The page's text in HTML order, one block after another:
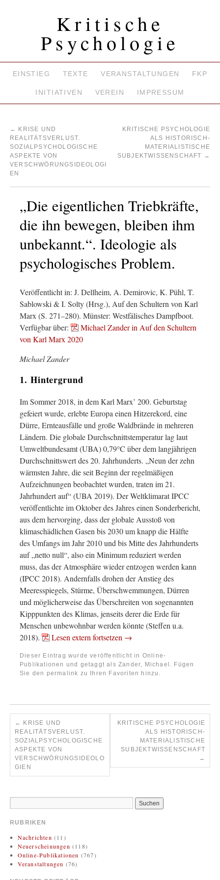
Kritische
Psychologie
EINSTIEG TEXTE VERANSTALTUNGEN FKP
INITIATIVEN VEREIN IMPRESSUM
←
KRISE UND
REALITÄTSVERLUST.
SOZIALPSYCHOLOGISCHE
ASPEKTE VON
VERSCHWÖRUNGSIDEOLOGI
EN
KRITISCHE PSYCHOLOGIE
ALS HISTORISCH-
MATERIALISTISCHE
SUBJEKTWISSENSCHAFT →
„Die eigentlichen Triebkräfte,
die ihn bewegen, bleiben ihm
unbekannt.“. Ideologie als
psychologisches Problem.
Veröffentlicht in: J. Dellheim, A. Demirovic, K. Pühl, T.
Sablowski & I. Solty (Hrsg.), Auf den Schultern von Karl
Marx (S. 271–280). Münster: Westfälisches Dampfboot.
Verfügbar über:
Michael Zander in Auf den Schultern
von Karl Marx 2020
Michael Zander
1. Hintergrund
Im Sommer 2018, in dem Karl Marx’ 200. Geburtstag
gefeiert wurde, erlebte Europa einen Hitzerekord, eine
Dürre, Ernteausfälle und große Waldbrände in mehreren
Ländern. Die globale Durchschnittstemperatur lag laut
Umweltbundesamt (UBA) 0,79°C über dem langjährigen
Durchschnittswert des 20. Jahrhunderts. „Neun der zehn
wärmsten Jahre, die seit Beginn der regelmäßigen
Aufzeichnungen beobachtet wurden, traten im 21.
Jahrhundert auf“ (UBA 2019). Der Weltklimarat IPCC
veröffentlichte im Oktober des Jahres einen Sonderbericht,
aus dem hervorging, dass der globale Ausstoß von
klimaschädlichen Gasen bis 2030 um knapp die Hälfte
des Umfangs im Jahr 2010 und bis Mitte des Jahrhunderts
auf „netto null“, also ein Minimum reduziert werden
muss, das der Atmosphäre wieder entzogen werden kann
(IPCC 2018). Andernfalls drohen der Anstieg des
Meeresspiegels, Stürme, Überschwemmungen, Dürren
und möglicherweise das Überschreiten von sogenannten
Kipppunkten des Klimas, jenseits derer die Erde für
Menschen unbewohnbar werden könnte (Steffen u.a.
2018).
Lesen extern fortsetzen →
Dieser Eintrag wurde veröffentlicht in Online-
Publikationen und getaggt alsZander, Michael . Fügen
Sie den permalink zu Ihren Favoriten hinzu.
←
KRISE UND
REALITÄTSVERLUST.
SOZIALPSYCHOLOGISCHE
ASPEKTE VON
VERSCHWÖRUNGSIDEOLO
GIEN
KRITISCHE PSYCHOLOGIE
ALS HISTORISCH-
MATERIALISTISCHE
SUBJEKTWISSENSCHAFT
→
RUBRIKEN
Nachrichten (11)
Neuerscheinungen (118)
Online-Publikationen (767)
Veranstaltungen (76)